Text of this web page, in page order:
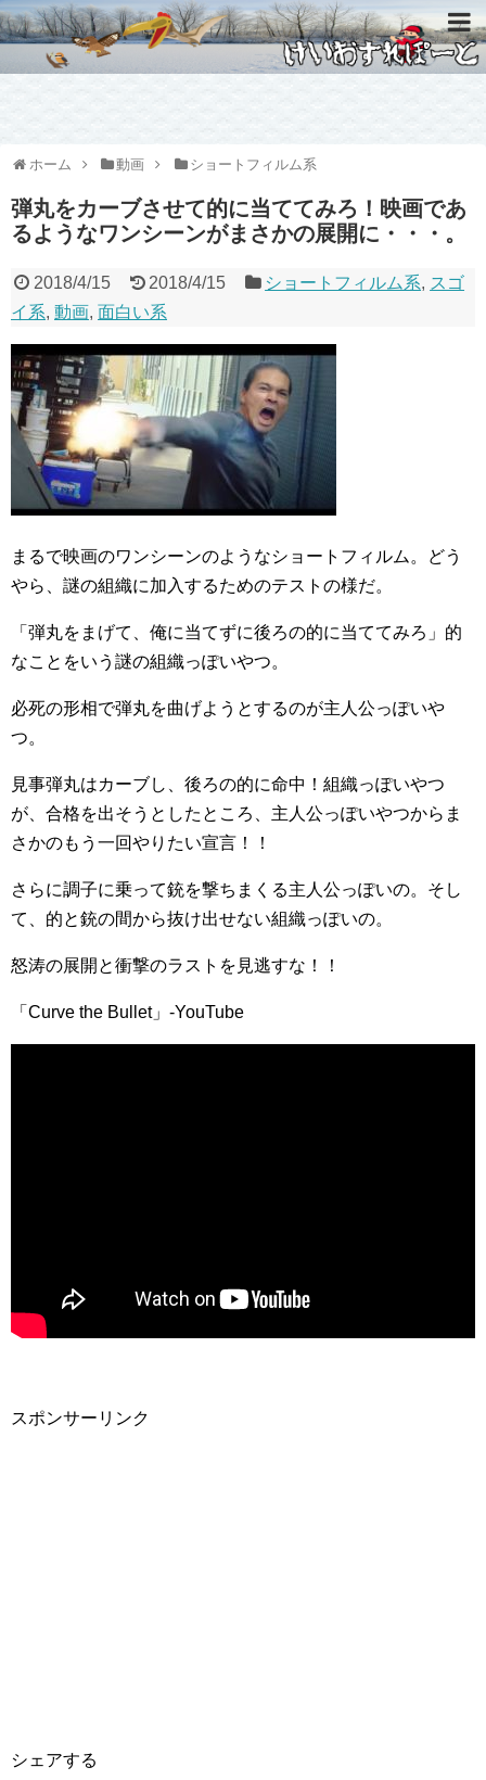
ホーム 動画 ショートフィルム系
弾丸をカーブさせて的に当ててみろ！映画であ
るようなワンシーンがまさかの展開に・・・。
2018/4/15 2018/4/15 ショートフィルム系, スゴ
イ系, 動画, 面白い系
まるで映画のワンシーンのようなショートフィルム。どう
やら、謎の組織に加入するためのテストの様だ。
「弾丸をまげて、俺に当てずに後ろの的に当ててみろ」的
なことをいう謎の組織っぽいやつ。
必死の形相で弾丸を曲げようとするのが主人公っぽいや
つ。
見事弾丸はカーブし、後ろの的に命中！組織っぽいやつ
が、合格を出そうとしたところ、主人公っぽいやつからま
さかのもう一回やりたい宣言！！
さらに調子に乗って銃を撃ちまくる主人公っぽいの。そし
て、的と銃の間から抜け出せない組織っぽいの。
怒涛の展開と衝撃のラストを見逃すな！！
「Curve the Bullet」-YouTube
スポンサーリンク
シェアする